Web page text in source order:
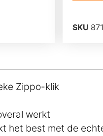
SKU
Zippo-klik
werkt
het best met de